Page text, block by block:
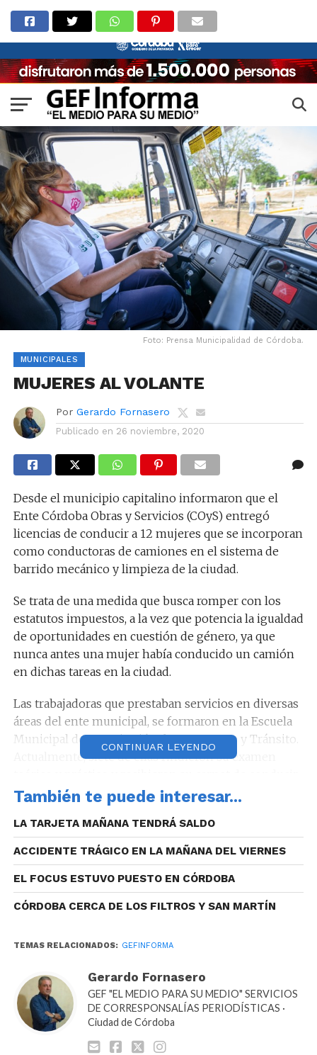
Foto: Prensa Municipalidad de Córdoba.
MUNICIPALES
MUJERES AL VOLANTE
Por Gerardo Fornasero
Publicado en 26 noviembre, 2020
Desde el municipio capitalino informaron que el
Ente Córdoba Obras y Servicios (COyS) entregó
licencias de conducir a 12 mujeres que se incorporan
como conductoras de camiones en el sistema de
barrido mecánico y limpieza de la ciudad.
Se trata de una medida que busca romper con los
estatutos impuestos, a la vez que potencia la igualdad
de oportunidades en cuestión de género, ya que
nunca antes una mujer había conducido un camión
en dichas tareas en la ciudad.
Las trabajadoras que prestaban servicios en diversas
áreas del ente municipal, se formaron en la Escuela
Municipal de Capacitación de Transporte y Tránsito.
Actualmente, siete de ellas rindieron su examen
mientras que el resto se encuentra finalizando su
Con la licencia, las 12 trabajadoras se encuentran
capacitadas para trabajar en cualquiera de los 14
servicios que brinda el ente y comprendan el uso de
camiones, tales como desobstrucción de canales,
desmalezado, desinfección, entre otros.
Las nuevas conductoras se incorporarán junto a la
novedosa flota que sumará el COyS para ampliar su
CONTINUAR LEYENDO
También te puede interesar...
LA TARJETA MAÑANA TENDRÁ SALDO
ACCIDENTE TRÁGICO EN LA MAÑANA DEL VIERNES
EL FOCUS ESTUVO PUESTO EN CÓRDOBA
CÓRDOBA CERCA DE LOS FILTROS Y SAN MARTÍN
TEMAS RELACIONADOS: GEFINFORMA
Gerardo Fornasero
GEF "EL MEDIO PARA SU MEDIO" SERVICIOS
DE CORRESPONSALÍAS PERIODÍSTICAS ·
Ciudad de Córdoba